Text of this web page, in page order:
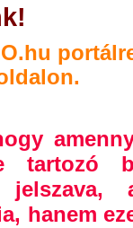
tartozó
jelszava,
hanem